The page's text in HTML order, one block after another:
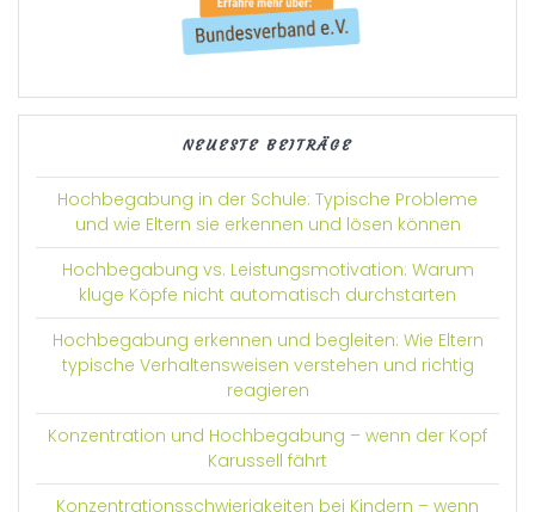
NEUESTE BEITRÄGE
Hochbegabung in der Schule: Typische Probleme
und wie Eltern sie erkennen und lösen können
Hochbegabung vs. Leistungsmotivation: Warum
kluge Köpfe nicht automatisch durchstarten
Hochbegabung erkennen und begleiten: Wie Eltern
typische Verhaltensweisen verstehen und richtig
reagieren
Konzentration und Hochbegabung – wenn der Kopf
Karussell fährt
Konzentrationsschwierigkeiten bei Kindern – wenn